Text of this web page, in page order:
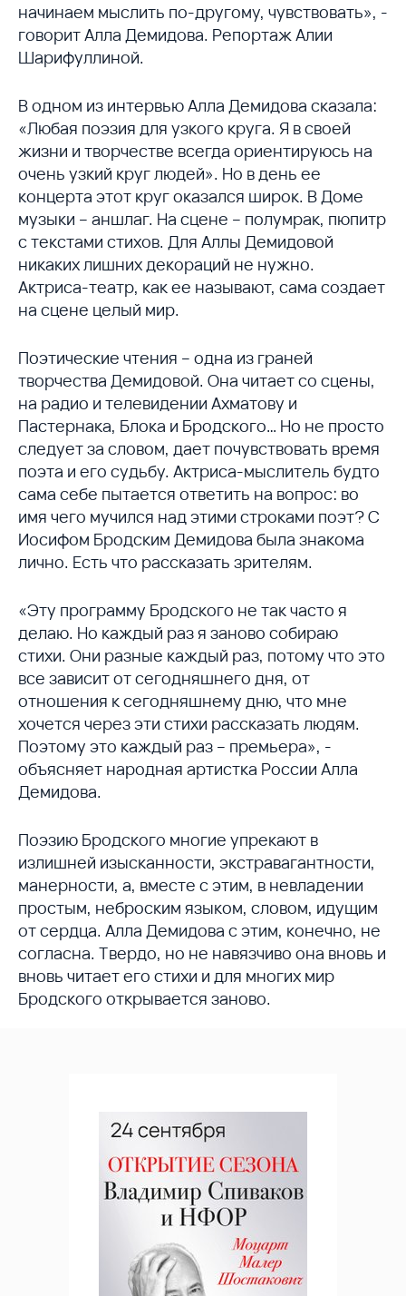
начинаем мыслить по-другому, чувствовать», -
говорит Алла Демидова. Репортаж Алии
Шарифуллиной.
В одном из интервью Алла Демидова сказала:
«Любая поэзия для узкого круга. Я в своей
жизни и творчестве всегда ориентируюсь на
очень узкий круг людей». Но в день ее
концерта этот круг оказался широк. В Доме
музыки – аншлаг. На сцене – полумрак, пюпитр
с текстами стихов. Для Аллы Демидовой
никаких лишних декораций не нужно.
Актриса-театр, как ее называют, сама создает
на сцене целый мир.
Поэтические чтения – одна из граней
творчества Демидовой. Она читает со сцены,
на радио и телевидении Ахматову и
Пастернака, Блока и Бродского… Но не просто
следует за словом, дает почувствовать время
поэта и его судьбу. Актриса-мыслитель будто
сама себе пытается ответить на вопрос: во
имя чего мучился над этими строками поэт? С
Иосифом Бродским Демидова была знакома
лично. Есть что рассказать зрителям.
«Эту программу Бродского не так часто я
делаю. Но каждый раз я заново собираю
стихи. Они разные каждый раз, потому что это
все зависит от сегодняшнего дня, от
отношения к сегодняшнему дню, что мне
хочется через эти стихи рассказать людям.
Поэтому это каждый раз – премьера», -
объясняет народная артистка России Алла
Демидова.
Поэзию Бродского многие упрекают в
излишней изысканности, экстравагантности,
манерности, а, вместе с этим, в невладении
простым, неброским языком, словом, идущим
от сердца. Алла Демидова с этим, конечно, не
согласна. Твердо, но не навязчиво она вновь и
вновь читает его стихи и для многих мир
Бродского открывается заново.